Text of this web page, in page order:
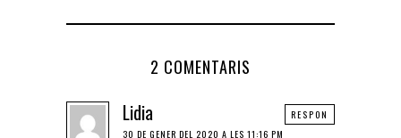
2 COMENTARIS
Lidia
30 DE GENER DEL 2020 A LES 11:16 PM
RESPON